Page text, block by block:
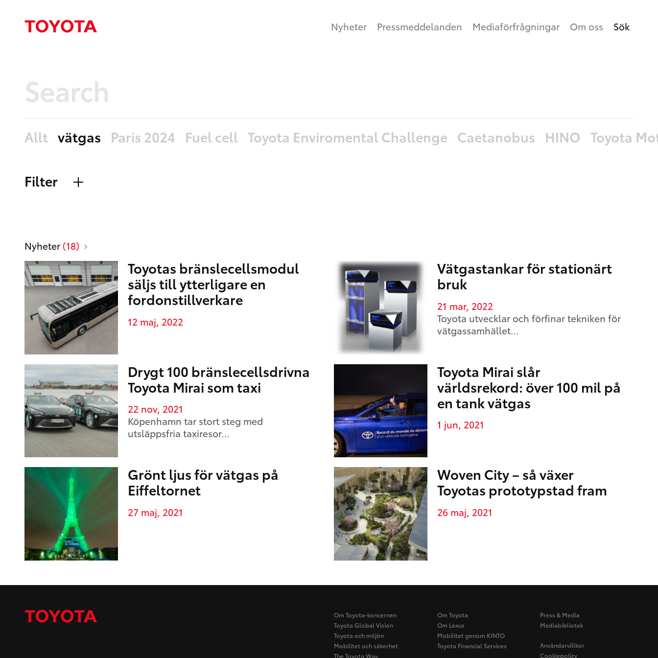
Nyheter Pressmeddelanden Mediaförfrågningar Om oss Sök
Allt vätgas Paris 2024 Fuel cell Toyota Enviromental Challenge Caetanobus HINO Toyota
Filter
Sidor
Nyheter (18)
Toyotas bränslecellsmodul
säljs till ytterligare en
fordonstillverkare
12 maj, 2022
Vätgastankar för stationärt
bruk
21 mar, 2022
Toyota utvecklar och förfinar tekniken för
vätgassamhället…
Drygt 100 bränslecellsdrivna
Toyota Mirai som taxi
22 nov, 2021
Köpenhamn tar stort steg med
utsläppsfria taxiresor…
Toyota Mirai slår
världsrekord: över 100 mil på
en tank vätgas
1 jun, 2021
Grönt ljus för vätgas på
Eiffeltornet
27 maj, 2021
Woven City – så växer
Toyotas prototypstad fram
26 maj, 2021
Om Toyota-koncernen
Toyota Global Vision
Toyota och miljön
Mobilitet och säkerhet
The Toyota Way
Om Toyota
Om Lexus
Mobilitet genom KINTO
Toyota Financial Services
Press & Media
Mediabibliotek
Användarvillkor
Cookiepolicy